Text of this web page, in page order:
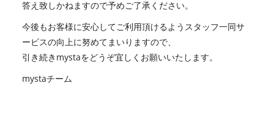
答え致しかねますので予めご了承ください。
今後もお客様に安心してご利用頂けるようスタッフ一同サ
ービスの向上に努めてまいりますので、
引き続きmystaをどうぞ宜しくお願いいたします。
mystaチーム